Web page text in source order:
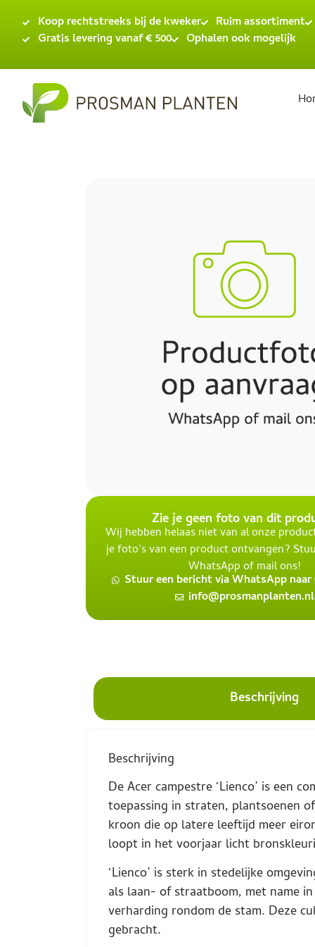
Koop rechtstreeks bij de kweker Ruim assortiment
Gratis levering vanaf € 500
Ophalen ook mogelijk
Zie je geen foto van dit
Wij hebben helaas niet van al onze
je foto’s van een product ontvangen?
WhatsApp of mail ons!
Stuur een bericht via WhatsApp naar
info@prosmanplanten.nl
Beschrijving
Beschrijving
De Acer campestre ‘Lienco’ is een
toepassing in straten, plantsoenen
kroon die op latere leeftijd meer
loopt in het voorjaar licht
‘Lienco’ is sterk in stedelijke
als laan- of straatboom, met name
verharding rondom de stam. Deze
gebracht.